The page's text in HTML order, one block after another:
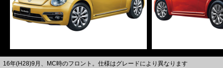
16年(H28)9月、MC時のフロント。仕様はグレードにより異なります